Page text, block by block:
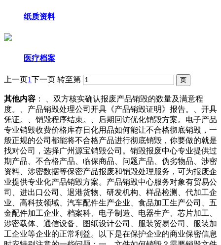
纸质资料
医疗档案
上一页1下一页 转至第
其他内容 ： 、双方核实确认报废产品销毁的数量及满意程
度。、产品销毁处理公司开具《产品销毁证明》报告。、开具
凭证。、销毁程序结束。、后期回访优化销毁方案。电子产品
专业销毁收费价格库存日化用品如何能让不合格彻底销毁，一
般正规的公司都能将不合格产品进行彻底销毁，你要做的就是
找对公司，选择广州源宝销毁公司。销毁报废中心专业提供过
期产品、不合格产品、临保商品、问题产品、伪劣物品、涉密
资料、涉密数据等保密产品报废和销毁处理服务，可为报废企
业提供专业化产品销毁方案。产品销毁中心服务对象有贸易公
司、进出口公司、退港货物、研发机构、样品检测、代加工企
业、高科技领域、汽车配件生产企业、食品加工生产公司、五
金配件加工企业、档案科、电子制造、电器生产、芯片加工、
涉密载体、通信设备、图纸设计公司、服装贸易公司、服装加
工企业等企业的正常利益。以下是在保护企业的商业保密信息